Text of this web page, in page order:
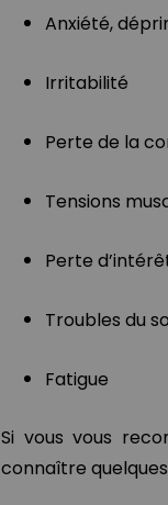
Anxiété,
Irritabilité
Perte de la
Tensions
Perte
Troubles du
Fatigue
Si vous vous
connaître